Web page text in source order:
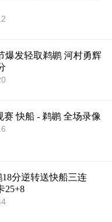
爆发轻取鹈鹕 河村勇辉
赛 快船 - 鹈鹕 全场录像
分逆转送快船三连
25+8